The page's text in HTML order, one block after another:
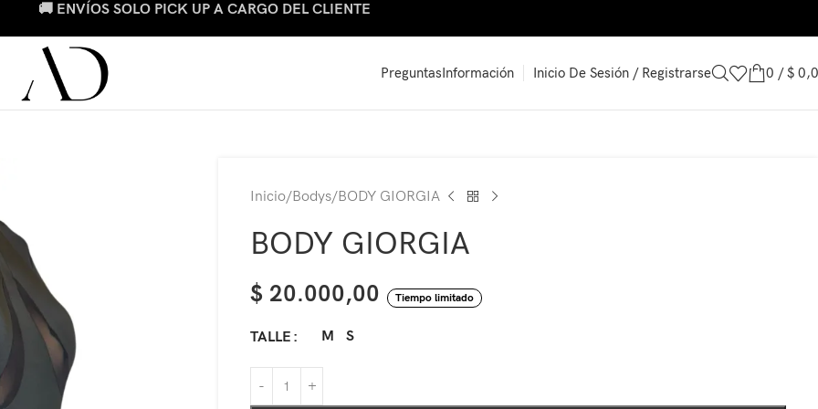
🚚 ENVÍOS SOLO PICK UP A CARGO DEL CLIENTE
PreguntasInformación Inicio De Sesión / Registrarse 0 / $
Inicio Bodys BODY GIORGIA
BODY GIORGIA
$ 20.000,00 Tiempo limitado
TALLE M S